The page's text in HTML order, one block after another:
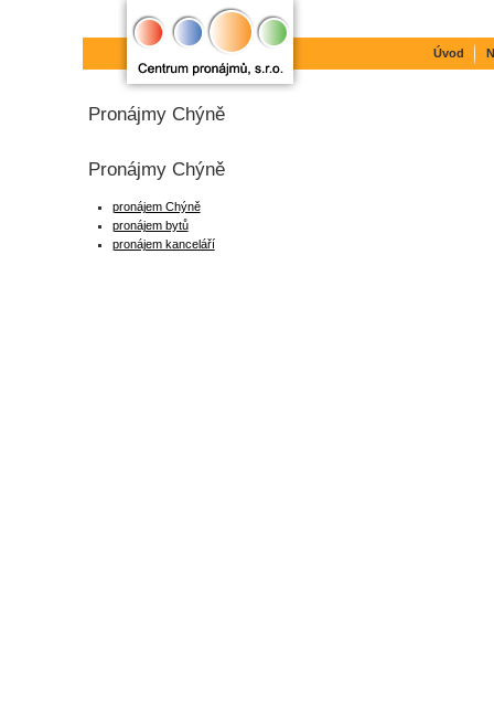
Pronájmy Chýně
Pronájmy Chýně
pronájem Chýně
pronájem bytů
pronájem kanceláří
Úvod